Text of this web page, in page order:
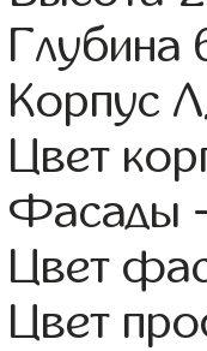
Глубина
Корпус
Цвет
Фасады
Цвет
Цвет